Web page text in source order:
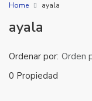
Home ayala
ayala
0 Propiedad
Ordenar por: Orden